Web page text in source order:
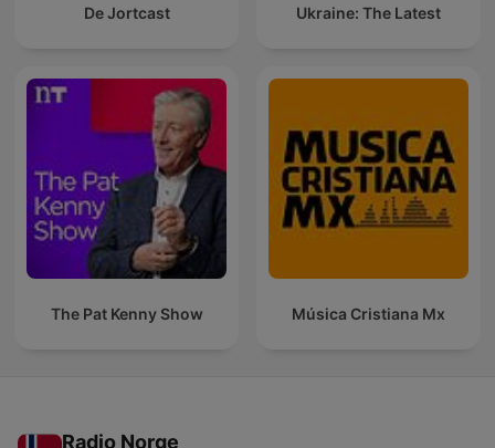
De Jortcast Ukraine: The Latest
The Pat Kenny Show Música Cristiana Mx
Radio Norge